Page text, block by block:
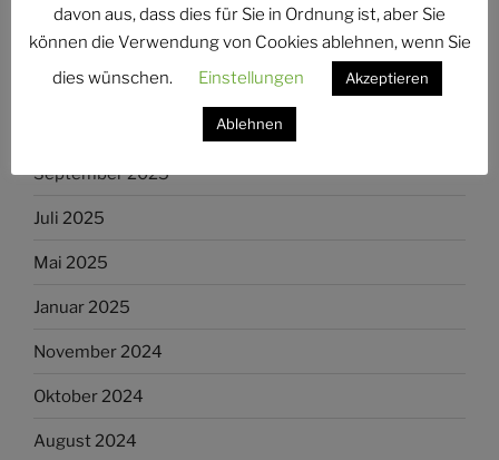
August 2026
September 2025
Juli 2025
Mai 2025
Januar 2025
November 2024
Oktober 2024
August 2024
davon aus, dass dies für Sie in Ordnung ist, aber Sie
können die Verwendung von Cookies ablehnen, wenn Sie
dies wünschen.
Einstellungen Akzeptieren
Ablehnen